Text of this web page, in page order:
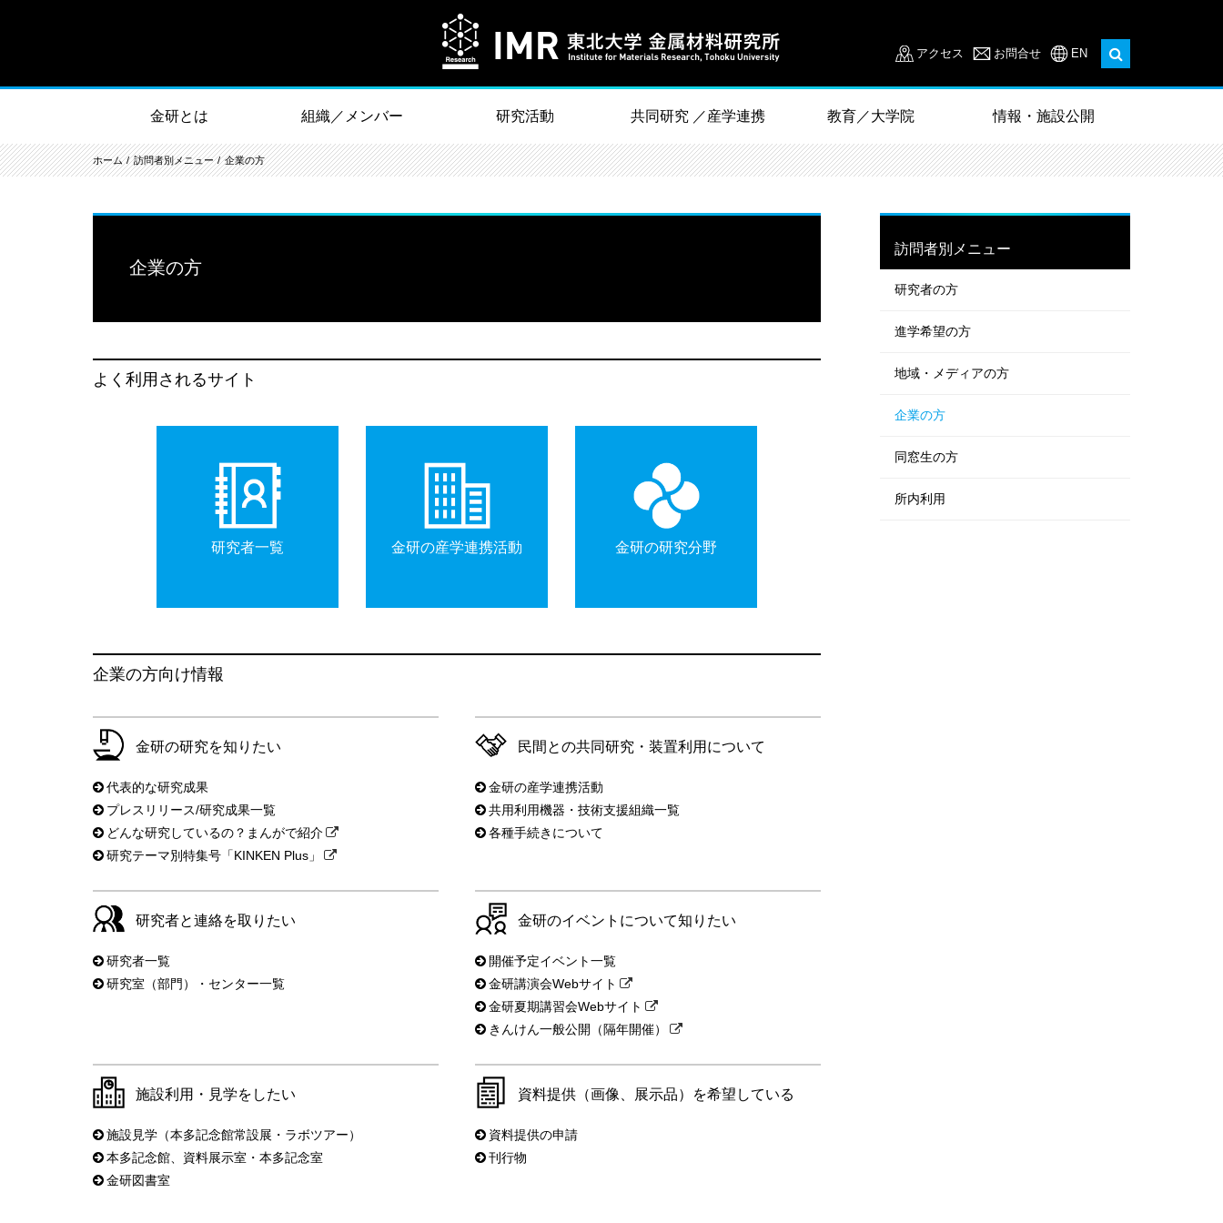
アクセス お問合せ EN
金研とは 組織／メンバー 研究活動 共同研究 ／産学連携 教育／大学院 情報・施設公開
ホーム 訪問者別メニュー 企業の方
企業の方
よく利用されるサイト
研究者一覧 金研の産学連携活動 金研の研究分野
企業の方向け情報
金研の研究を知りたい
代表的な研究成果
プレスリリース/研究成果一覧
どんな研究しているの？まんがで紹介
研究テーマ別特集号「KINKEN Plus」
民間との共同研究・装置利用について
金研の産学連携活動
共用利用機器・技術支援組織一覧
各種手続きについて
研究者と連絡を取りたい
研究者一覧
研究室（部門）・センター一覧
金研のイベントについて知りたい
開催予定イベント一覧
金研講演会Webサイト
金研夏期講習会Webサイト
きんけん一般公開（隔年開催）
施設利用・見学をしたい
施設見学（本多記念館常設展・ラボツアー）
本多記念館、資料展示室・本多記念室
金研図書室
資料提供（画像、展示品）を希望している
資料提供の申請
刊行物
訪問者別メニュー
研究者の方
進学希望の方
地域・メディアの方
企業の方
同窓生の方
所内利用